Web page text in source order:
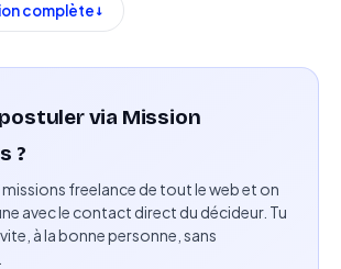
potentiel
enrichissement de bases de
qualifiés
pilotage de campagnes
(cold emailing, social ads,
complète
via Mission
?
missions freelance de tout le web et on
avec le contact direct du décideur. Tu
à la bonne personne, sans